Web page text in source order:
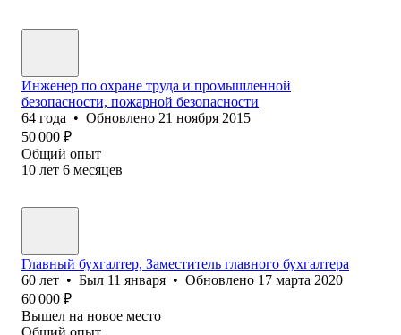
Инженер по охране труда и промышленной
безопасности, пожарной безопасности
64 года • Обновлено 21 ноября 2015
50 000 ₽
Общий опыт
10 лет 6 месяцев
Главный бухгалтер, Заместитель главного бухгалтера
60 лет • Был 11 января • Обновлено 17 марта 2020
60 000 ₽
Вышел на новое место
Общий опыт